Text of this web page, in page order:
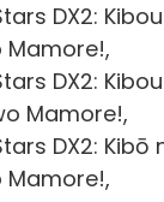
DX2:
Mamore!,
DX2:
Mamore!,
DX2: Kibō
Mamore!,